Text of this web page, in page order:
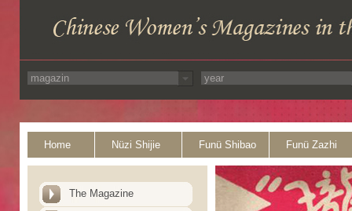
Home Nüzi Shijie Funü Shibao Funü Zazhi
The Magazine